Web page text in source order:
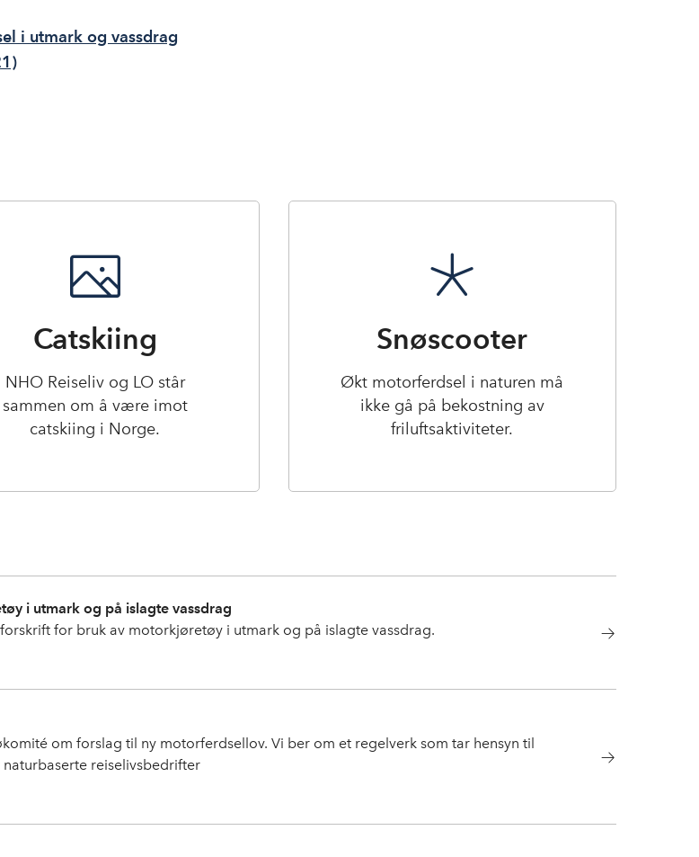
i utmark og vassdrag
Catskiing
NHO Reiseliv og LO står
sammen om å være imot
catskiing i Norge.
Snøscooter
Økt motorferdsel i naturen må
ikke gå på bekostning av
friluftsaktiviteter.
i utmark og på islagte vassdrag
for bruk av motorkjøretøy i utmark og på islagte vassdrag.
om forslag til ny motorferdsellov. Vi ber om et regelverk som tar hensyn til
reiselivsbedrifter